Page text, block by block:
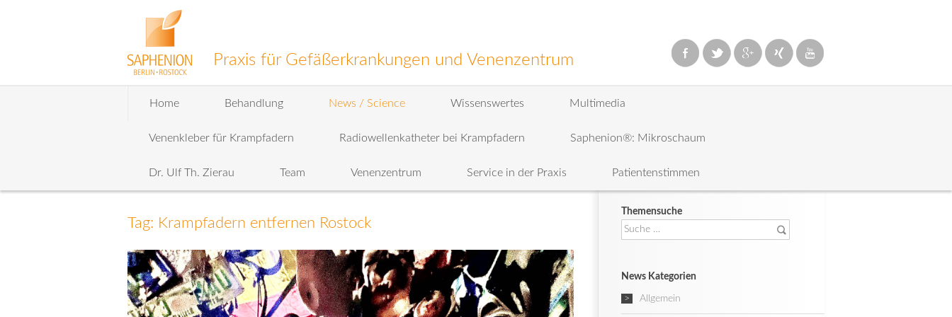
Praxis für Gefäßerkrankungen und Venenzentrum
Home Behandlung News / Science Wissenswertes Multimedia
Venenkleber für Krampfadern Radiowellenkatheter bei Krampfadern Saphenion®: Mikroschaum
Dr. Ulf Th. Zierau Team Venenzentrum Service in der Praxis Patientenstimmen
Tag: Krampfadern entfernen Rostock
Themensuche
Suche
nach:
News Kategorien
Allgemein